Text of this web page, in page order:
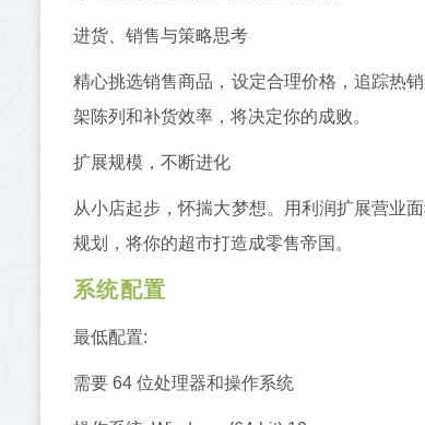
进货、销售与策略思考
精心挑选销售商品，设定合理价格，追踪热
架陈列和补货效率，将决定你的成败。
扩展规模，不断进化
从小店起步，怀揣大梦想。用利润扩展营业
规划，将你的超市打造成零售帝国。
系统配置
最低配置:
需要 64 位处理器和操作系统